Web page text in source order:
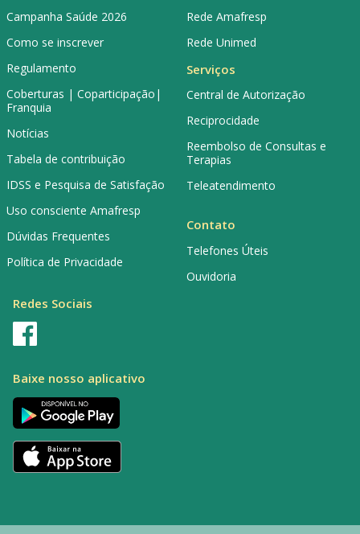
Campanha Saúde 2026
Como se inscrever
Regulamento
Coberturas | Coparticipação|
Franquia
Notícias
Tabela de contribuição
IDSS e Pesquisa de Satisfação
Uso consciente Amafresp
Dúvidas Frequentes
Política de Privacidade
Rede Amafresp
Rede Unimed
Serviços
Central de Autorização
Reciprocidade
Reembolso de Consultas e
Terapias
Teleatendimento
Contato
Telefones Úteis
Ouvidoria
Redes Sociais
Baixe nosso aplicativo